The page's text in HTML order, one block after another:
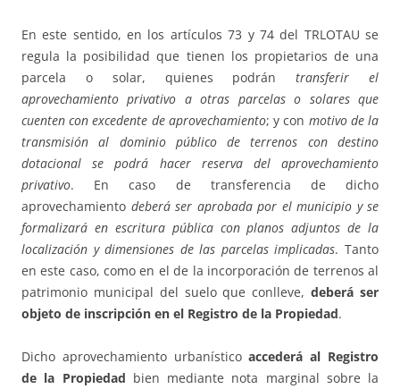
En este sentido, en los artículos 73 y 74 del TRLOTAU se
regula la posibilidad que tienen los propietarios de una
parcela o solar, quienes podrántransferir el
aprovechamiento privativo a otras parcelas o solares que
cuenten con excedente de aprovechamiento; y con motivo de la
transmisión al dominio público de terrenos con destino
dotacional se podrá hacer reserva del aprovechamiento
privativo. En caso de transferencia de dicho
aprovechamiento deberá ser aprobada por el municipio y se
formalizará en escritura pública con planos adjuntos de la
localización y dimensiones de las parcelas implicadas. Tanto
en este caso, como en el de la incorporación de terrenos al
patrimonio municipal del suelo que conlleve,deberá ser
objeto de inscripción en el Registro de la Propiedad.
Dicho aprovechamiento urbanísticoaccederá al Registro
de la Propiedad bien mediante nota marginal sobre la